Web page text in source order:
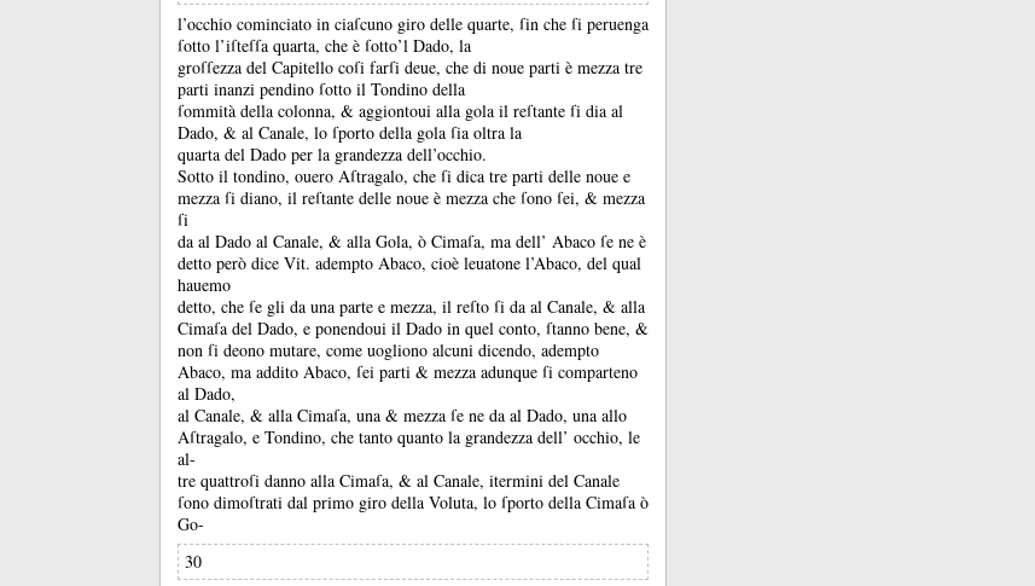
l’occhio cominciato in ciaſcuno giro delle quarte, ſin che ſi peruenga
ſotto l’iſteſſa quarta, che è ſotto’l Dado, la
groſſezza del Capitello coſi farſi deue, che di noue parti è mezza tre
parti inanzi pendino ſotto il Tondino della
ſommità della colonna, & aggiontoui alla gola il reſtante ſi dia al
Dado, & al Canale, lo ſporto della gola ſia oltra la
quarta del Dado per la grandezza dell’occhio.
Sotto il tondino, ouero Aſtragalo, che ſi dica tre parti delle noue e
mezza ſi diano, il reſtante delle noue è mezza che ſono ſei, & mezza
ſi
da al Dado al Canale, & alla Gola, ò Cimaſa, ma dell’ Abaco ſe ne è
detto però dice Vit. adempto Abaco, cioè leuatone l’Abaco, del qual
hauemo
detto, che ſe gli da una parte e mezza, il reſto ſi da al Canale, & alla
Cimaſa del Dado, e ponendoui il Dado in quel conto, ſtanno bene, &
non ſi deono mutare, come uogliono alcuni dicendo, adempto
Abaco, ma addito Abaco, ſei parti & mezza adunque ſi comparteno
al Dado,
al Canale, & alla Cimaſa, una & mezza ſe ne da al Dado, una allo
Aſtragalo, e Tondino, che tanto quanto la grandezza dell’ occhio, le
al-
tre quattroſi danno alla Cimaſa, & al Canale, itermini del Canale
ſono dimoſtrati dal primo giro della Voluta, lo ſporto della Cimaſa ò
Go-
30